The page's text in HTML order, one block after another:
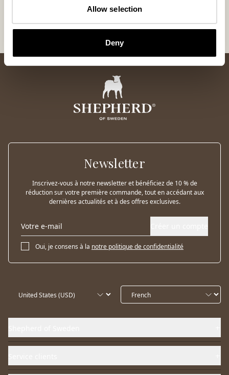
Allow selection
Deny
Code of animal treatment
Approved Testing Institutes
Newsletter
Inscrivez-vous à notre newsletter et bénéficiez de 10 % de
réduction sur votre première commande, tout en accédant aux
dernières actualités et à des offres exclusives.
Oui, je consens à la notre politique de confidentialité